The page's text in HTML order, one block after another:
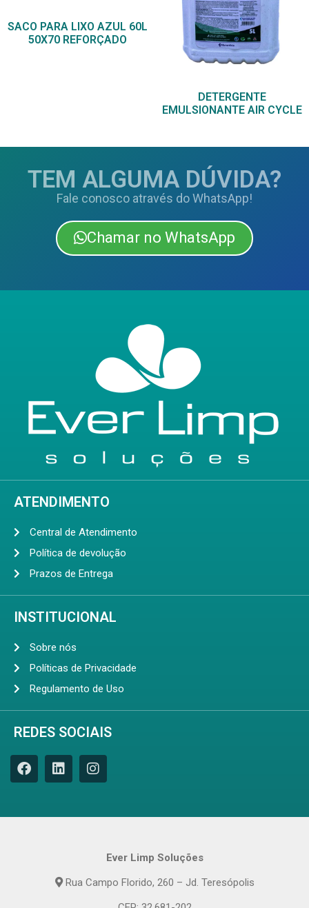
SACO PARA LIXO AZUL 60L
50X70 REFORÇADO
DETERGENTE
EMULSIONANTE AIR CYCLE
TEM ALGUMA DÚVIDA?
Fale conosco através do WhatsApp!
Chamar no WhatsApp
ATENDIMENTO
Central de Atendimento
Política de devolução
Prazos de Entrega
INSTITUCIONAL
Sobre nós
Políticas de Privacidade
Regulamento de Uso
REDES SOCIAIS
Ever Limp Soluções
Rua Campo Florido, 260 – Jd. Teresópolis